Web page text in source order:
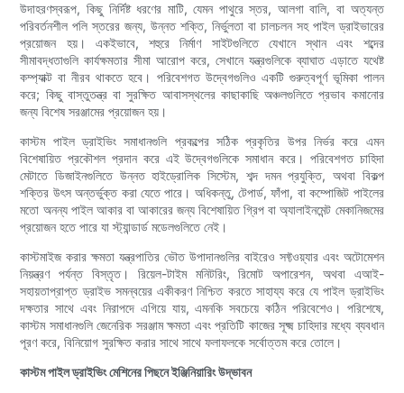
উদাহরণস্বরূপ, কিছু নির্দিষ্ট ধরণের মাটি, যেমন পাথুরে স্তর, আলগা বালি, বা অত্যন্ত
পরিবর্তনশীল পলি স্তরের জন্য, উন্নত শক্তি, নির্ভুলতা বা চালচলন সহ পাইল ড্রাইভারের
প্রয়োজন হয়। একইভাবে, শহুরে নির্মাণ সাইটগুলিতে যেখানে স্থান এবং শব্দের
সীমাবদ্ধতাগুলি কার্যক্ষমতার সীমা আরোপ করে, সেখানে যন্ত্রগুলিকে ব্যাঘাত এড়াতে যথেষ্ট
কম্প্যাক্ট বা নীরব থাকতে হবে। পরিবেশগত উদ্বেগগুলিও একটি গুরুত্বপূর্ণ ভূমিকা পালন
করে; কিছু বাস্তুতন্ত্র বা সুরক্ষিত আবাসস্থলের কাছাকাছি অঞ্চলগুলিতে প্রভাব কমানোর
জন্য বিশেষ সরঞ্জামের প্রয়োজন হয়।
কাস্টম পাইল ড্রাইভিং সমাধানগুলি প্রকল্পের সঠিক প্রকৃতির উপর নির্ভর করে এমন
বিশেষায়িত প্রকৌশল প্রদান করে এই উদ্বেগগুলিকে সমাধান করে। পরিবেশগত চাহিদা
মেটাতে ডিজাইনগুলিতে উন্নত হাইড্রোলিক সিস্টেম, শব্দ দমন প্রযুক্তি, অথবা বিকল্প
শক্তির উৎস অন্তর্ভুক্ত করা যেতে পারে। অধিকন্তু, টেপার্ড, ফাঁপা, বা কম্পোজিট পাইলের
মতো অনন্য পাইল আকার বা আকারের জন্য বিশেষায়িত গ্রিপ বা অ্যালাইনমেন্ট মেকানিজমের
প্রয়োজন হতে পারে যা স্ট্যান্ডার্ড মডেলগুলিতে নেই।
কাস্টমাইজ করার ক্ষমতা যন্ত্রপাতির ভৌত উপাদানগুলির বাইরেও সফ্টওয়্যার এবং অটোমেশন
নিয়ন্ত্রণ পর্যন্ত বিস্তৃত। রিয়েল-টাইম মনিটরিং, রিমোট অপারেশন, অথবা এআই-
সহায়তাপ্রাপ্ত ড্রাইভ সমন্বয়ের একীকরণ নিশ্চিত করতে সাহায্য করে যে পাইল ড্রাইভিং
দক্ষতার সাথে এবং নিরাপদে এগিয়ে যায়, এমনকি সবচেয়ে কঠিন পরিবেশেও। পরিশেষে,
কাস্টম সমাধানগুলি জেনেরিক সরঞ্জাম ক্ষমতা এবং প্রতিটি কাজের সূক্ষ্ম চাহিদার মধ্যে ব্যবধান
পূরণ করে, বিনিয়োগ সুরক্ষিত করার সাথে সাথে ফলাফলকে সর্বোত্তম করে তোলে।
কাস্টম পাইল ড্রাইভিং মেশিনের পিছনে ইঞ্জিনিয়ারিং উদ্ভাবন